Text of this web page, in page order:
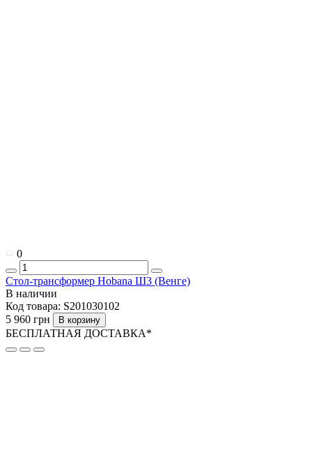
0
Стол-трансформер Hobana Ш3 (Венге)
В наличии
Код товара: S201030102
5 960 грн
В корзину
БЕСПЛАТНАЯ ДОСТАВКА*